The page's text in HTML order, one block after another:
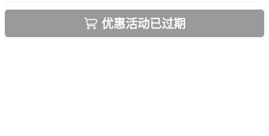
优惠活动已过期